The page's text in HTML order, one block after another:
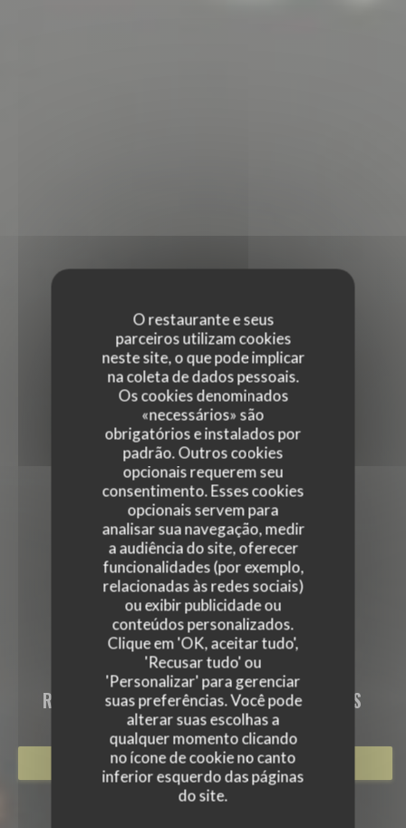
O restaurante e seus
parceiros utilizam cookies
neste site, o que pode implicar
na coleta de dados pessoais.
Os cookies denominados
«necessários» são
obrigatórios e instalados por
padrão. Outros cookies
opcionais requerem seu
consentimento. Esses cookies
opcionais servem para
analisar sua navegação, medir
a audiência do site, oferecer
funcionalidades (por exemplo,
relacionadas às redes sociais)
ou exibir publicidade ou
conteúdos personalizados.
Clique em 'OK, aceitar tudo',
'Recusar tudo' ou
'Personalizar' para gerenciar
suas preferências. Você pode
alterar suas escolhas a
qualquer momento clicando
no ícone de cookie no canto
inferior esquerdo das páginas
do site.
LE 58
RESTAURANTE TRADICIONAL| ARRAS
RESERVAR UMA MESA